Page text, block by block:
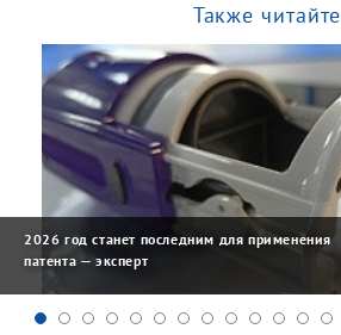
Также читайте
2026 год станет последним для применения
патента — эксперт